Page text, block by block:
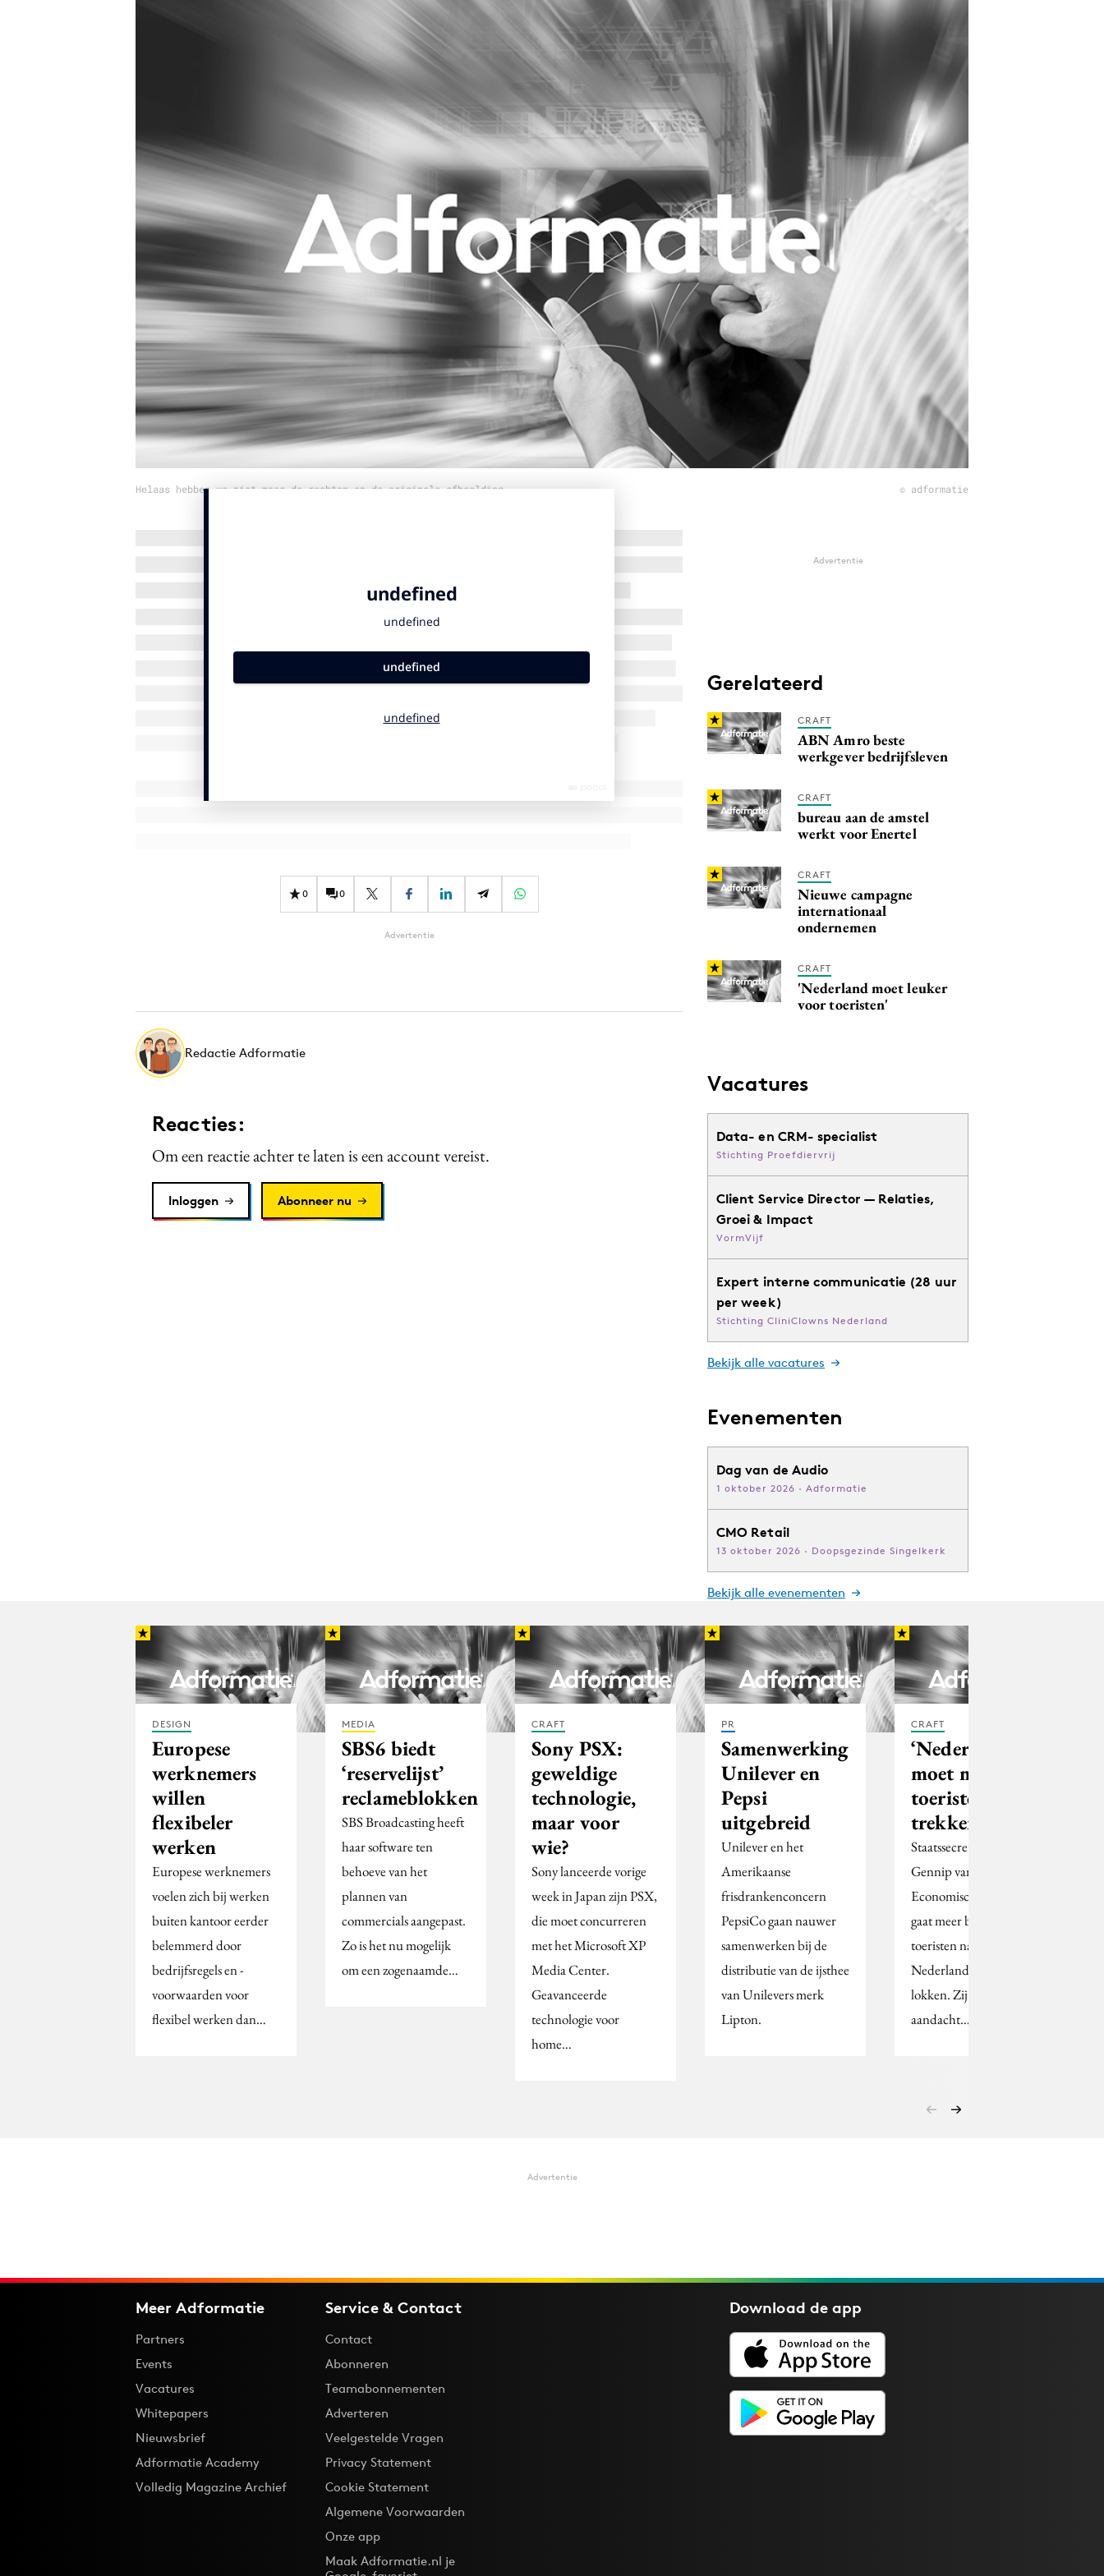
Influencer marketing
Interne communicatie
Purpose Marketing
Reputatie & crisis
Helaas hebben we niet meer de rechten op de originele afbeelding © adformatie
0 0
Advertentie
Redactie Adformatie
Reacties:
Om een reactie achter te laten is een account vereist.
Inloggen Abonneer nu
Advertentie
Gerelateerd
CRAFT
ABN Amro beste
werkgever bedrijfsleven
CRAFT
bureau aan de amstel
werkt voor Enertel
CRAFT
Nieuwe campagne
internationaal
ondernemen
CRAFT
'Nederland moet leuker
voor toeristen'
Vacatures
Data- en CRM- specialist
Stichting Proefdiervrij
Client Service Director — Relaties,
Groei & Impact
VormVijf
Expert interne communicatie (28 uur
per week)
Stichting CliniClowns Nederland
Bekijk alle vacatures
Evenementen
Dag van de Audio
1 oktober 2026 · Adformatie
CMO Retail
13 oktober 2026 · Doopsgezinde Singelkerk
Bekijk alle evenementen
DESIGN
Europese
werknemers
willen
flexibeler
werken
Europese werknemers
voelen zich bij werken
buiten kantoor eerder
belemmerd door
bedrijfsregels en -
voorwaarden voor
flexibel werken dan…
MEDIA
SBS6 biedt
‘reservelijst’
reclameblokken
SBS Broadcasting heeft
haar software ten
behoeve van het
plannen van
commercials aangepast.
Zo is het nu mogelijk
om een zogenaamde…
CRAFT
Sony PSX:
geweldige
technologie,
maar voor
wie?
Sony lanceerde vorige
week in Japan zijn PSX,
die moet concurreren
met het Microsoft XP
Media Center.
Geavanceerde
technologie voor
home…
PR
Samenwerking
Unilever en
Pepsi
uitgebreid
Unilever en het
Amerikaanse
frisdrankenconcern
PepsiCo gaan nauwer
samenwerken bij de
distributie van de ijsthee
van Unilevers merk
Lipton.
CRAFT
‘Nederland
moet meer
toeristen
trekken’
Staatssecretaris Van
Gennip van
Economische Zaken
gaat meer buitenlandse
toeristen naar
Nederland proberen te
lokken. Zij wil meer
aandacht…
Advertentie
Meer Adformatie
Partners
Events
Vacatures
Whitepapers
Nieuwsbrief
Adformatie Academy
Volledig Magazine Archief
Service & Contact
Contact
Abonneren
Teamabonnementen
Adverteren
Veelgestelde Vragen
Privacy Statement
Cookie Statement
Algemene Voorwaarden
Onze app
Maak Adformatie.nl je
Download deapp